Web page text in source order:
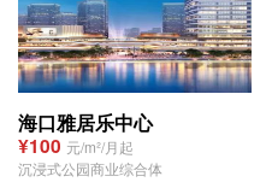
海口雅居乐中心
¥100 元/m²/月起
沉浸式公园商业综合体